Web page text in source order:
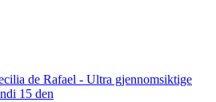
de Rafael - Ultra gjennomsiktige
15 den